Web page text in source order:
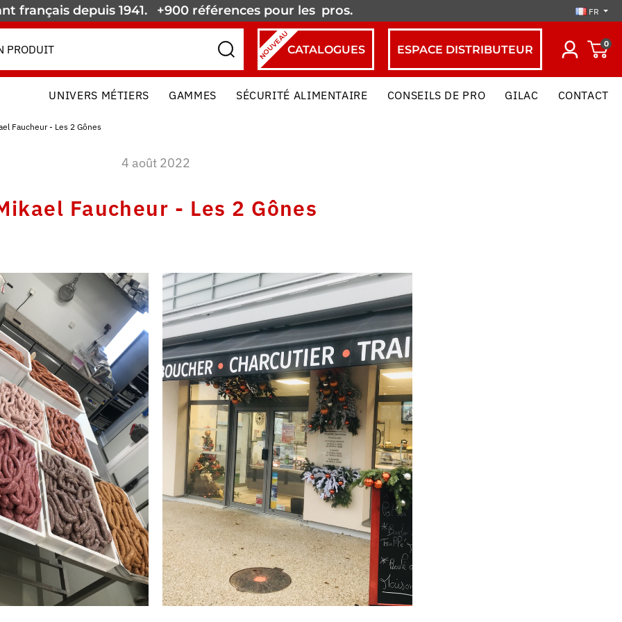
français depuis 1941. +900 références pour les pros. FR
NOUVEAUCATALOGUES ESPACE DISTRIBUTEUR 0
UNIVERS MÉTIERS GAMMES SÉCURITÉ ALIMENTAIRE CONSEILS DE PRO GILAC CONTACT
Faucheur - Les 2 Gônes
4 août 2022
Faucheur - Les 2 Gônes